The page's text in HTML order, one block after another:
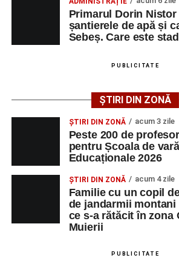
Povestea lui Pablo José Angel Mora
despre performanță, identitate și
România. Deși trăiește în
familie multiculturală, copilul a ales
mamei sale pe cea mai importantă
kickboxingului, dorind să aducă o
CSM Sebeș va disputa următorul
miercuri, 5 august, de la ora 19.30,
Pielaru, adversară urmând să fie
județul Sibiu, FC Avrig.
Adaugă-ne ca sursă
Urmărește-ne pe
Primarul Dorin
șantierele de apă și
Sebeș. Care este
PUBLICITATE
ȘTIRI DIN ZONĂ
ȘTIRI DIN ZONĂ acum 3 zile
Peste 200 de
pentru Școala de
Educaționale 2026
ȘTIRI DIN ZONĂ acum 4 zile
Familie cu un copil
de jandarmii
ce s-a rătăcit în zona
Muierii
PUBLICITATE